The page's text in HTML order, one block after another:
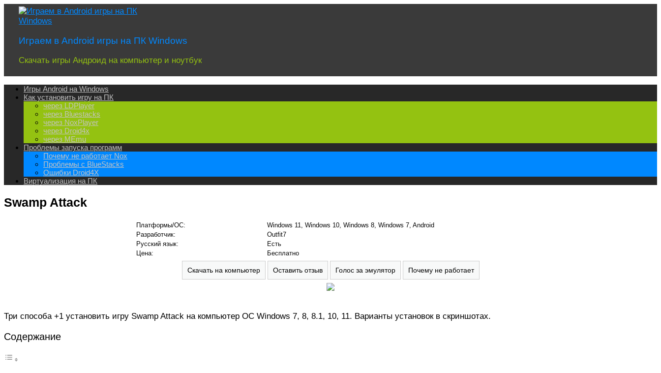
Перейти
содержимому
Играем в Android игры на ПК Windows
Скачать игры Андроид на компьютер и ноутбук
Игры Android на Windows
Как установить игру на ПК
через LDPlayer
через Bluestacks
через NoxPlayer
через Droid4x
через MEmu
Проблемы запуска программ
Почему не работает Nox
Проблемы с BlueStacks
Ошибки Droid4X
Виртуализация на ПК
Swamp Attack
Платформы/ОС:
Windows 11, Windows 10, Windows 8, Windows 7, Android
Разработчик:
Outfit7
Русский язык:
Есть
Цена:
Бесплатно
Скачать на компьютер Оставить отзыв Голос за эмулятор Почему не работает
Три способа +1 установить игру Swamp Attack на компьютер ОС Windows 7, 8, 8.1, 10, 11. Варианты установок в скриншотах.
Содержание